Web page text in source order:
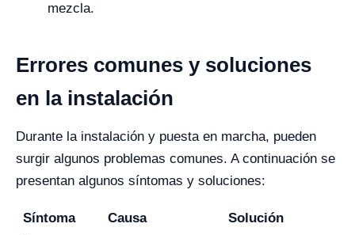
mezcla.
Errores comunes y soluciones
en la instalación
Durante la instalación y puesta en marcha, pueden
surgir algunos problemas comunes. A continuación se
presentan algunos síntomas y soluciones:
Síntoma Causa
Solución